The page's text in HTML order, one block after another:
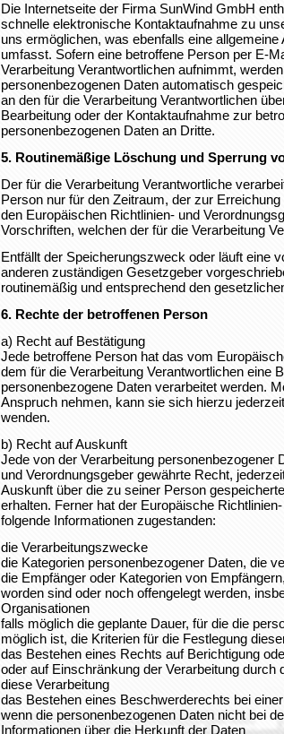
Die Internetseite der Firma SunWind GmbH
schnelle elektronische Kontaktaufnahme zu
uns ermöglichen, was ebenfalls eine
umfasst. Sofern eine betroffene Person per E-
Verarbeitung Verantwortlichen aufnimmt,
personenbezogenen Daten automatisch
an den für die Verarbeitung Verantwortlichen
Bearbeitung oder der Kontaktaufnahme zur
personenbezogenen Daten an Dritte.
5. Routinemäßige Löschung und Sperrung
Der für die Verarbeitung Verantwortliche
Person nur für den Zeitraum, der zur
den Europäischen Richtlinien- und
Vorschriften, welchen der für die Verarbeitung
Entfällt der Speicherungszweck oder läuft eine
anderen zuständigen Gesetzgeber
routinemäßig und entsprechend den
6. Rechte der betroffenen Person
a) Recht auf Bestätigung
Jede betroffene Person hat das vom
dem für die Verarbeitung Verantwortlichen eine
personenbezogene Daten verarbeitet werden.
Anspruch nehmen, kann sie sich hierzu
wenden.
b) Recht auf Auskunft
Jede von der Verarbeitung
und Verordnungsgeber gewährte Recht,
Auskunft über die zu seiner Person
erhalten. Ferner hat der Europäische
folgende Informationen zugestanden:
die Verarbeitungszwecke
die Kategorien personenbezogener Daten, die
die Empfänger oder Kategorien von
worden sind oder noch offengelegt werden,
Organisationen
falls möglich die geplante Dauer, für die die
möglich ist, die Kriterien für die Festlegung
das Bestehen eines Rechts auf Berichtigung
oder auf Einschränkung der Verarbeitung
diese Verarbeitung
das Bestehen eines Beschwerderechts bei
wenn die personenbezogenen Daten nicht bei
Informationen über die Herkunft der Daten